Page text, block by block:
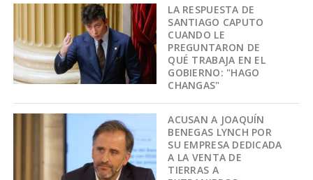
LA RESPUESTA DE
SANTIAGO CAPUTO
CUANDO LE
PREGUNTARON DE
QUÉ TRABAJA EN EL
GOBIERNO: "HAGO
CHANGAS"
ACUSAN A JOAQUÍN
BENEGAS LYNCH POR
SU EMPRESA DEDICADA
A LA VENTA DE
TIERRAS A